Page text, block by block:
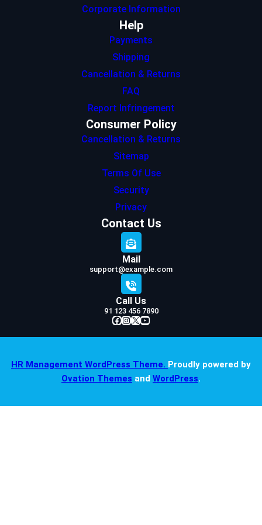
Corporate Information
Help
Payments
Shipping
Cancellation & Returns
FAQ
Report Infringement
Consumer Policy
Cancellation & Returns
Sitemap
Terms Of Use
Security
Privacy
Contact Us
Mail
support@example.com
Call Us
91 123 456 7890
Facebook InstagramX YouTube
HR Management WordPress Theme. Proudly powered by
Ovation Themes and WordPress.